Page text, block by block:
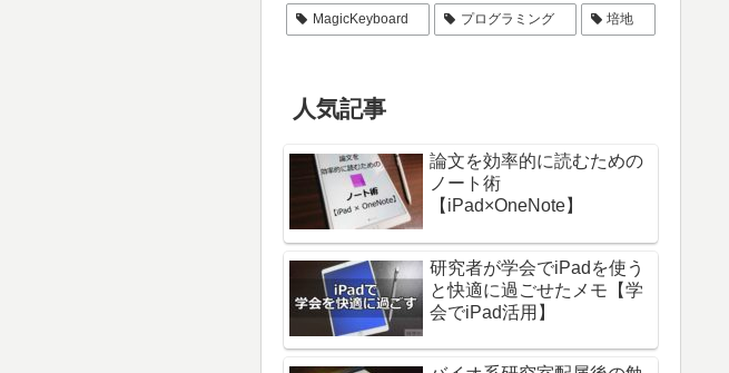
MagicKeyboard プログラミング 培地
人気記事
論文を効率的に読むための
ノート術
【iPad×OneNote】
研究者が学会でiPadを使う
と快適に過ごせたメモ【学
会でiPad活用】